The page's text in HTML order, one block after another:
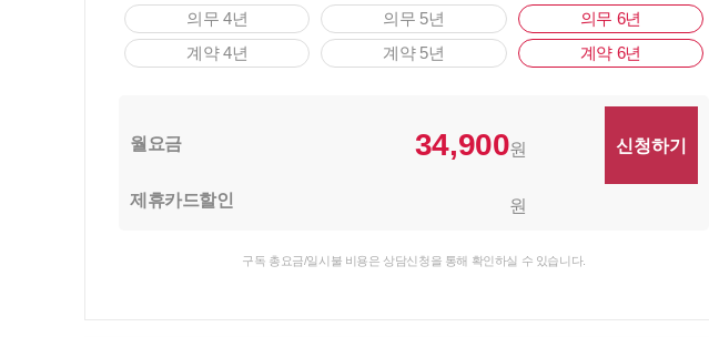
의무 4년
계약 4년
의무 5년
계약 5년
의무 6년
계약 6년
월요금 34,900원
제휴카드할인 원
구독 총요금/일시불 비용은 상담신청을 통해 확인하실 수 있습니다.